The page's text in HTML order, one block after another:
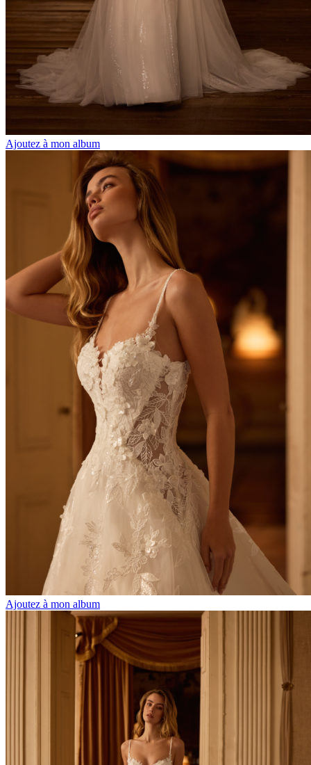
Ajoutez à mon album
Ajoutez à mon album